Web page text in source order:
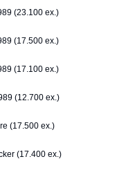
(23.100 ex.)
(17.500 ex.)
(17.100 ex.)
(12.700 ex.)
(17.500 ex.)
(17.400 ex.)